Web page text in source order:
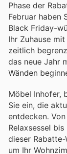
Phase der
Februar haben
Black Friday-
Ihr Zuhause
zeitlich
das neue Jahr
Wänden
Möbel Inhofer,
Sie ein, die
entdecken.
Relaxsessel
dieser
um Ihr